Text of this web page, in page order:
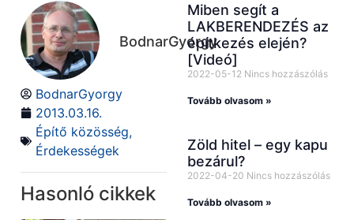
BodnarGyorgy
BodnarGyorgy
2013.03.16.
Építő közösség,
Érdekességek
Hasonló cikkek
Miben segít a
LAKBERENDEZÉS az
építkezés elején?
[Videó]
2022-05-12 Nincs hozzászólás
Tovább olvasom »
Zöld hitel – egy kapu
bezárul?
2022-04-20 Nincs hozzászólás
Tovább olvasom »